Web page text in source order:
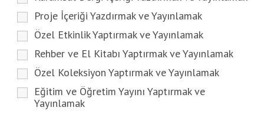
Proje İçeriği Yazdırmak ve Yayınlamak
Özel Etkinlik Yaptırmak ve Yayınlamak
Rehber ve El Kitabı Yaptırmak ve Yayınlamak
Özel Koleksiyon Yaptırmak ve Yayınlamak
Eğitim ve Öğretim Yayını Yaptırmak ve
Yayınlamak